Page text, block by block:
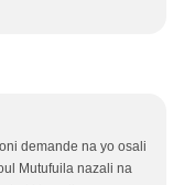
demande na yo osali
Mutufuila nazali na